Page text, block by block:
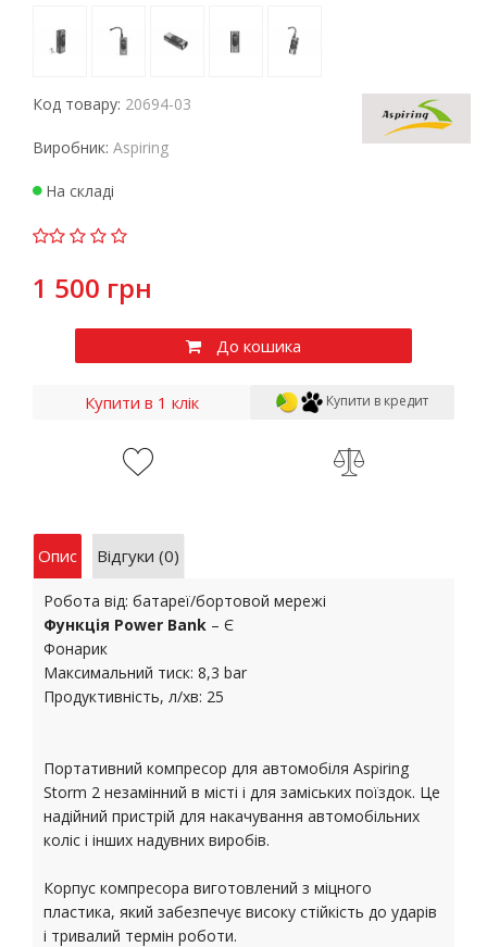
Код товару: 20694-03
Виробник: Aspiring
На складі
1 500 грн
До кошика
Купити в 1 клік Купити в кредит
Опис Відгуки (0)
Робота від: батареї/бортовой мережі
Функція Power Bank – Є
Фонарик
Максимальний тиск: 8,3 bar
Продуктивність, л/хв: 25
Портативний компресор для автомобіля Aspiring
Storm 2 незамінний в місті і для заміських поїздок. Це
надійний пристрій для накачування автомобільних
коліс і інших надувних виробів.
Корпус компресора виготовлений з міцного
пластика, який забезпечує високу стійкість до ударів
і тривалий термін роботи.